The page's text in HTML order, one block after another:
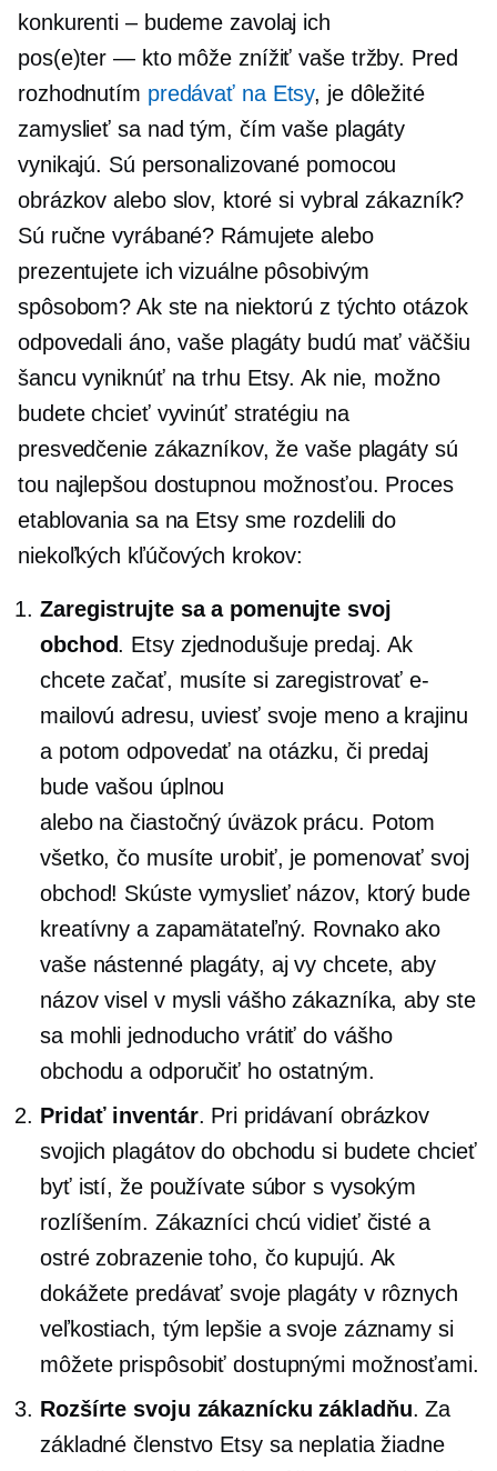
konkurenti – budeme zavolaj ich
pos(e)ter — ktomôže znížiť vaše tržby. Pred
rozhodnutím predávať na Etsy, je dôležité
zamyslieť sa nad tým, čím vaše plagáty
vynikajú. Sú personalizované pomocou
obrázkov alebo slov, ktoré si vybral zákazník?
Sú ručne vyrábané? Rámujete alebo
prezentujete ich vizuálne pôsobivým
spôsobom? Ak ste na niektorú z týchto otázok
odpovedali áno, vaše plagáty budú mať väčšiu
šancu vyniknúť na trhu Etsy. Ak nie, možno
budete chcieť vyvinúť stratégiu na
presvedčenie zákazníkov, že vaše plagáty sú
tou najlepšou dostupnou možnosťou. Proces
etablovania sa na Etsy sme rozdelili do
niekoľkých kľúčových krokov:
Zaregistrujte sa a pomenujte svoj
obchod. Etsy zjednodušuje predaj. Ak
chcete začať, musíte si zaregistrovať e-
mailovú adresu, uviesť svoje meno a krajinu
a potom odpovedať na otázku, či predaj
bude vašou úplnou
alebo na čiastočný úväzokprácu. Potom
všetko, čo musíte urobiť, je pomenovať svoj
obchod! Skúste vymyslieť názov, ktorý bude
kreatívny a zapamätateľný. Rovnako ako
vaše nástenné plagáty, aj vy chcete, aby
názov visel v mysli vášho zákazníka, aby ste
sa mohli jednoducho vrátiť do vášho
obchodu a odporučiť ho ostatným.
Pridať inventár. Pri pridávaní obrázkov
svojich plagátov do obchodu si budete chcieť
byť istí, že používate súbor s vysokým
rozlíšením. Zákazníci chcú vidieť čisté a
ostré zobrazenie toho, čo kupujú. Ak
dokážete predávať svoje plagáty v rôznych
veľkostiach, tým lepšie a svoje záznamy si
môžete prispôsobiť dostupnými možnosťami.
Rozšírte svoju zákaznícku základňu. Za
základné členstvo Etsy sa neplatia žiadne